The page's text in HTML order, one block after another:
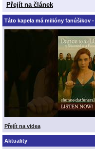
Přejít na článek
Táto kapela má milióny fanúšikov
Přejít na videa
Aktuality